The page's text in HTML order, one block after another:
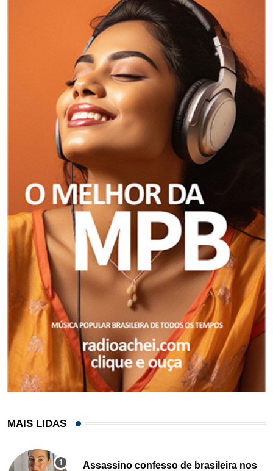
MAIS LIDAS
Assassino confesso de brasileira nos